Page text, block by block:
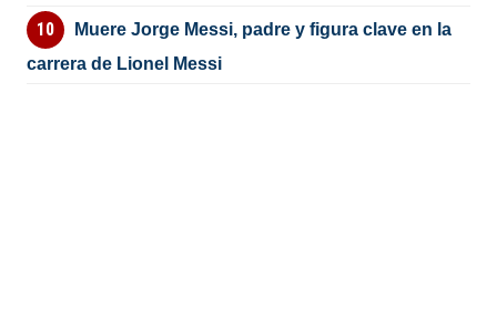
Muere Jorge Messi, padre y figura clave en la
carrera de Lionel Messi